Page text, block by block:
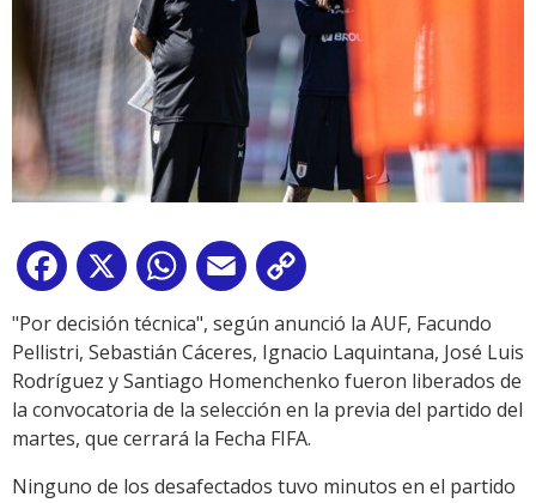
Facebook
X WhatsApp
Email
Link
"Por decisión técnica", según anunció la AUF, Facundo
Pellistri, Sebastián Cáceres, Ignacio Laquintana, José Luis
Rodríguez y Santiago Homenchenko fueron liberados de
la convocatoria de la selección en la previa del partido del
martes, que cerrará la Fecha FIFA.
Ninguno de los desafectados tuvo minutos en el partido